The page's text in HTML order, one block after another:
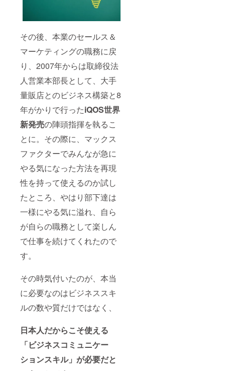
その後、本業のセールス＆
マーケティングの職務に戻
り、2007年からは取締役法
人営業本部長として、大手
量販店とのビジネス構築と8
年がかりで行ったiQOS世界
新発売の陣頭指揮を執るこ
とに。その際に、マックス
ファクターでみんなが急に
やる気になった方法を再現
性を持って使えるのか試し
たところ、やはり部下達は
一様にやる気に溢れ、自ら
が自らの職務として楽しん
で仕事を続けてくれたので
す。
その時気付いたのが、本当
に必要なのはビジネススキ
ルの数や質だけではなく、
日本人だからこそ使える
「ビジネスコミュニケー
ションスキル」が必要だと